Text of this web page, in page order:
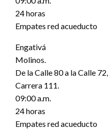
24 horas
Empates red acueducto
Engativá
Molinos.
De la Calle 80 a la Calle
Carrera 111.
09:00 a.m.
24 horas
Empates red acueducto